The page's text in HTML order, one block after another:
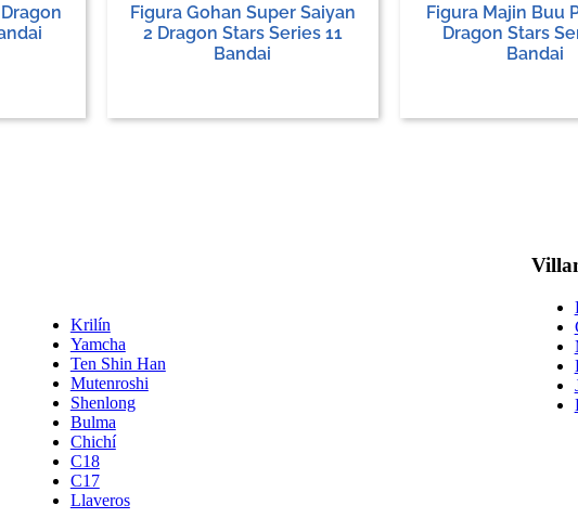
Figura Gohan Super Saiyan
2 Dragon Stars Series 11
Bandai
Figura Majin Buu
Dragon Stars
Bandai
Krilín
Yamcha
Ten Shin Han
Mutenroshi
Shenlong
Bulma
Chichí
C18
C17
Llaveros